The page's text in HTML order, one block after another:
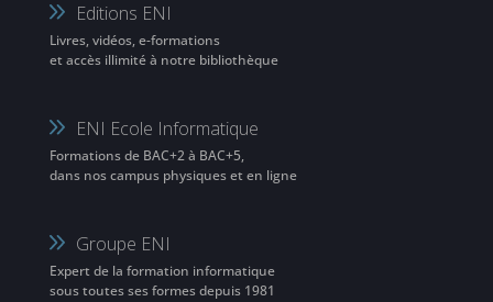
Editions ENI
Livres, vidéos, e-formations
et accès illimité à notre bibliothèque
ENI Ecole Informatique
Formations de BAC+2 à BAC+5,
dans nos campus physiques et en ligne
Groupe ENI
Expert de la formation informatique
sous toutes ses formes depuis 1981